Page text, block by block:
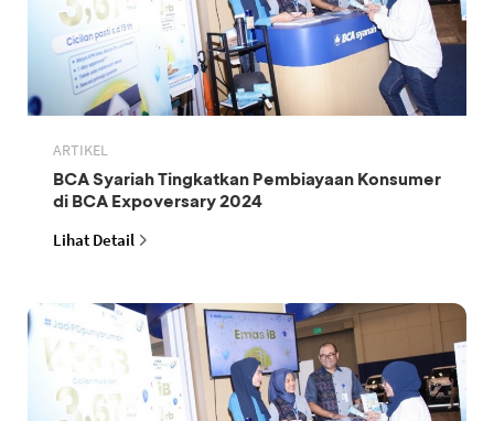
ARTIKEL
BCA Syariah Tingkatkan Pembiayaan Konsumer
di BCA Expoversary 2024
Lihat Detail